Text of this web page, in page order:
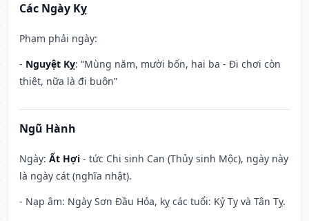
Các Ngày Kỵ
Phạm phải ngày:
- Nguyệt Kỵ: “Mùng năm, mười bốn, hai ba - Đi chơi còn
thiệt, nữa là đi buôn”
Ngũ Hành
Ngày: Ất Hợi - tức Chi sinh Can (Thủy sinh Mộc), ngày này
là ngày cát (nghĩa nhật).
- Nạp âm: Ngày Sơn Đầu Hỏa, kỵ các tuổi: Kỷ Tỵ và Tân Tỵ.